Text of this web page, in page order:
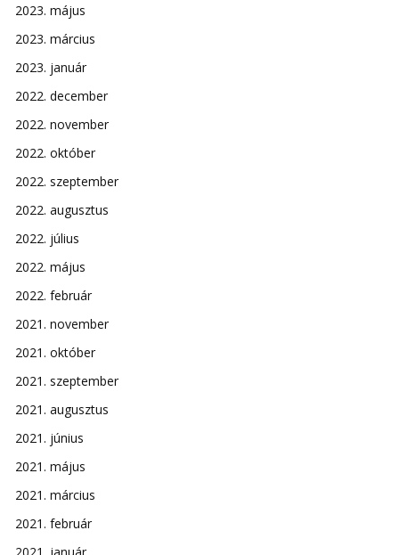
2023. május
2023. március
2023. január
2022. december
2022. november
2022. október
2022. szeptember
2022. augusztus
2022. július
2022. május
2022. február
2021. november
2021. október
2021. szeptember
2021. augusztus
2021. június
2021. május
2021. március
2021. február